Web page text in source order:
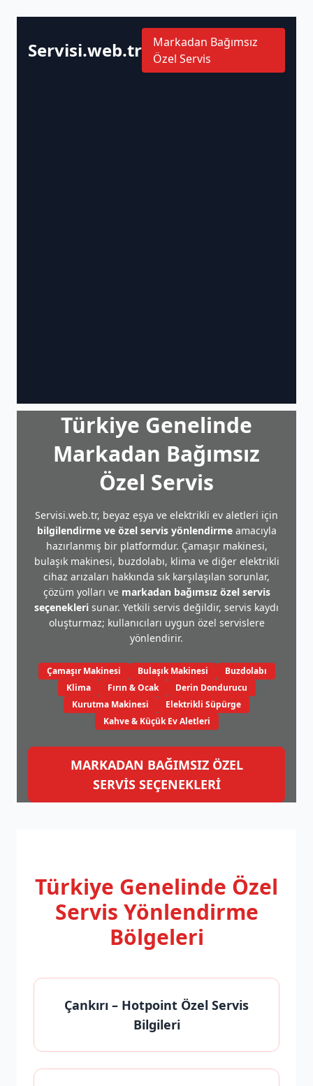
Servisi.web.tr
Markadan Bağımsız
Özel Servis
Türkiye Genelinde
Markadan Bağımsız
Özel Servis
Servisi.web.tr, beyaz eşya ve elektrikli ev aletleri için
bilgilendirme ve özel servis yönlendirmeamacıyla
hazırlanmış bir platformdur. Çamaşır makinesi,
bulaşık makinesi, buzdolabı, klima ve diğer elektrikli
cihaz arızaları hakkında sık karşılaşılan sorunlar,
çözüm yolları ve markadan bağımsız özel servis
seçenekleri sunar. Yetkili servis değildir, servis kaydı
oluşturmaz; kullanıcıları uygun özel servislere
yönlendirir.
Çamaşır Makinesi Bulaşık Makinesi
Buzdolabı
Klima
Fırın & Ocak
Derin Dondurucu
Kurutma Makinesi
Elektrikli Süpürge
Kahve & Küçük Ev Aletleri
MARKADAN BAĞIMSIZ ÖZEL
SERVİS SEÇENEKLERİ
Türkiye Genelinde Özel
Servis Yönlendirme
Bölgeleri
Çankırı – Hotpoint Özel Servis
Bilgileri